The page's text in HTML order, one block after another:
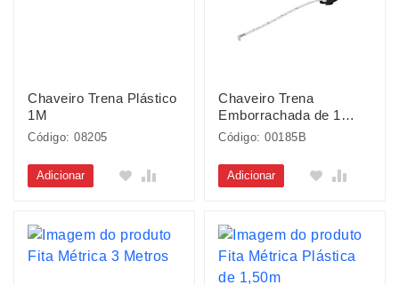
Chaveiro Trena Plástico
1M
Código: 08205
Adicionar
Chaveiro Trena
Emborrachada de 1
Metro
Código: 00185B
Adicionar